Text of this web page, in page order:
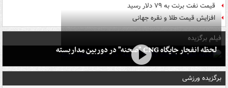
قیمت نفت برنت به ۷۹ دلار رسید
افزایش قیمت طلا و نقره جهانی
فیلم برگزیده
لحظه انفجار جایگاه CNG "صحنه" در دوربین مداربسته
برگزیده ورزشی